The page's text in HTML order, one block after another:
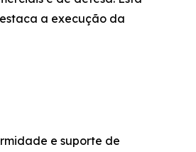
a execução da
e suporte de